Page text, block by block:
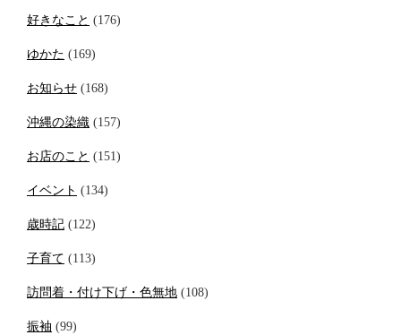
好きなこと (176)
ゆかた (169)
お知らせ (168)
沖縄の染織 (157)
お店のこと (151)
イベント (134)
歳時記 (122)
子育て (113)
訪問着・付け下げ・色無地 (108)
振袖 (99)